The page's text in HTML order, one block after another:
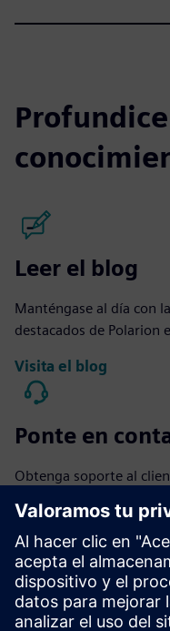
Leer el blog
Manténgase al día con
destacados de Polarion
Visita el blog
Ponte en
Obtenga soporte al
Ponte en contacto
Accede a la